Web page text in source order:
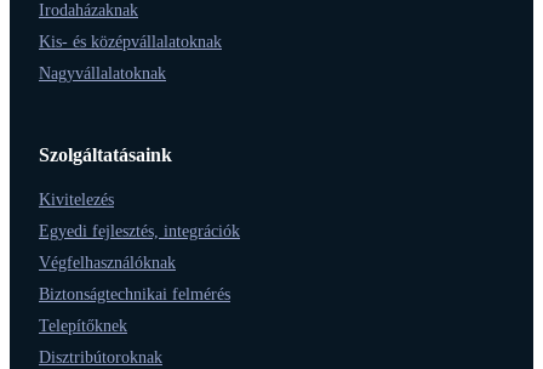
Irodaházaknak
Kis- és középvállalatoknak
Nagyvállalatoknak
Szolgáltatásaink
Kivitelezés
Egyedi fejlesztés, integrációk
Végfelhasználóknak
Biztonságtechnikai felmérés
Telepítőknek
Disztribútoroknak